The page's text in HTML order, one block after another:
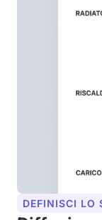
DEFINISCI LO